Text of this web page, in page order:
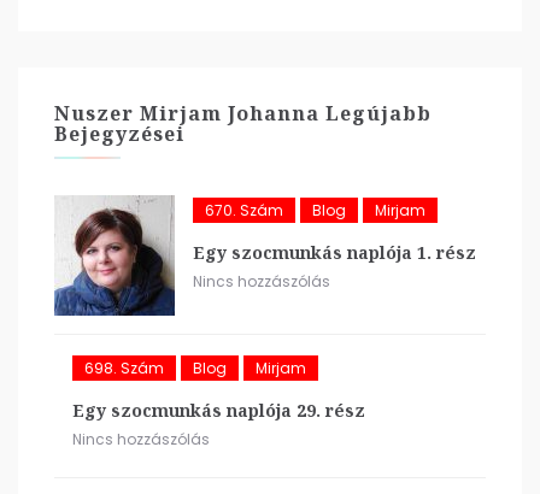
Nuszer Mirjam Johanna Legújabb
Bejegyzései
670. Szám Blog Mirjam
Egy szocmunkás naplója 1. rész
Nincs hozzászólás
698. Szám Blog Mirjam
Egy szocmunkás naplója 29. rész
Nincs hozzászólás